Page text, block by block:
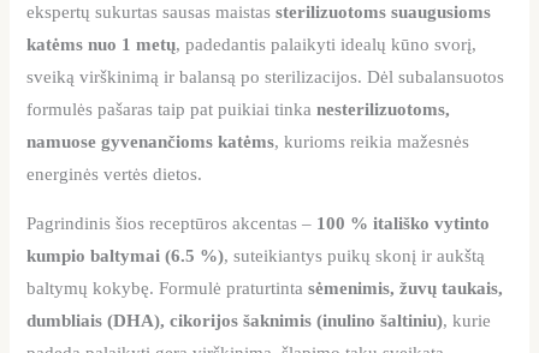
ekspertų sukurtas sausas maistassterilizuotoms suaugusioms
katėms nuo 1 metų, padedantis palaikyti idealų kūno svorį,
sveiką virškinimą ir balansą po sterilizacijos. Dėl subalansuotos
formulės pašaras taip pat puikiai tinkanesterilizuotoms,
namuose gyvenančioms katėms, kurioms reikia mažesnės
energinės vertės dietos.
Pagrindinis šios receptūros akcentas – 100 % itališko vytinto
kumpio baltymai (6.5 %), suteikiantys puikų skonį ir aukštą
baltymų kokybę. Formulė praturtintasėmenimis, žuvų taukais,
dumbliais (DHA), cikorijos šaknimis (inulino šaltiniu), kurie